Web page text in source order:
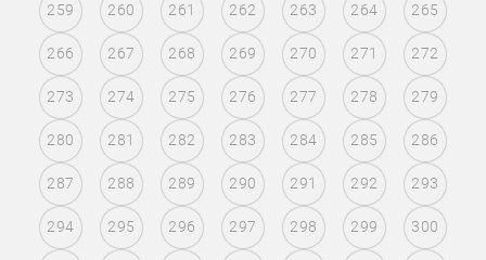
259 260 261 262 263 264 265
266 267 268 269 270 271 272
273 274 275 276 277 278 279
280 281 282 283 284 285 286
287 288 289 290 291 292 293
294 295 296 297 298 299 300